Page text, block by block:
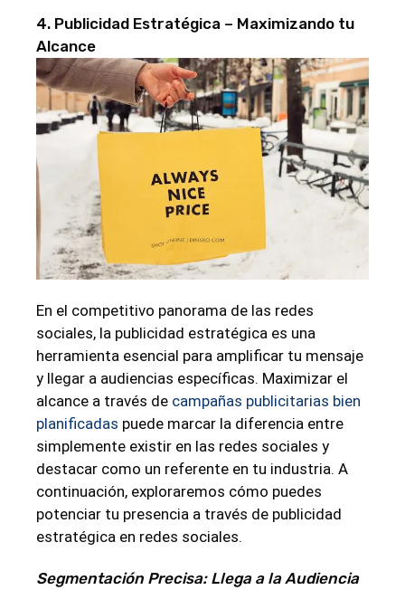
4. Publicidad Estratégica – Maximizando tu
Alcance
En el competitivo panorama de las redes
sociales, la publicidad estratégica es una
herramienta esencial para amplificar tu mensaje
y llegar a audiencias específicas. Maximizar el
alcance a través de campañas publicitarias bien
planificadas puede marcar la diferencia entre
simplemente existir en las redes sociales y
destacar como un referente en tu industria. A
continuación, exploraremos cómo puedes
potenciar tu presencia a través de publicidad
estratégica en redes sociales.
Segmentación Precisa: Llega a la Audiencia